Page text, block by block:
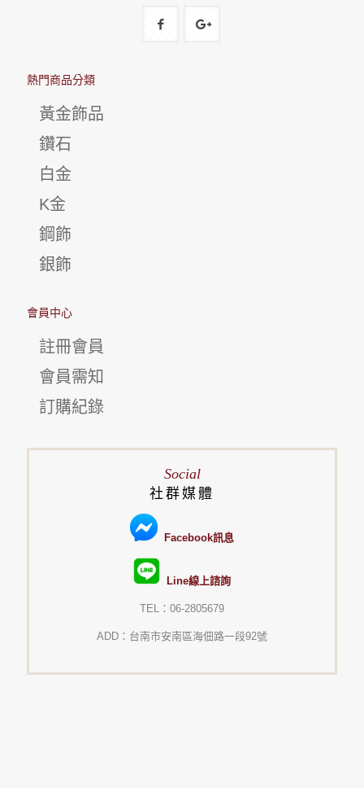
熱門商品分類
黃金飾品
鑽石
白金
K金
鋼飾
銀飾
會員中心
註冊會員
會員需知
訂購紀錄
Social
社群媒體
Facebook訊息
Line線上諮詢
TEL：06-2805679
ADD：台南市安南區海佃路一段92號